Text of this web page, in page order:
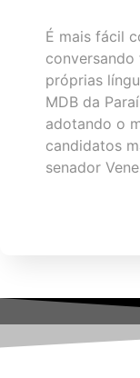
É mais fácil
conversando
próprias
MDB da
adotando o
candidatos
senador